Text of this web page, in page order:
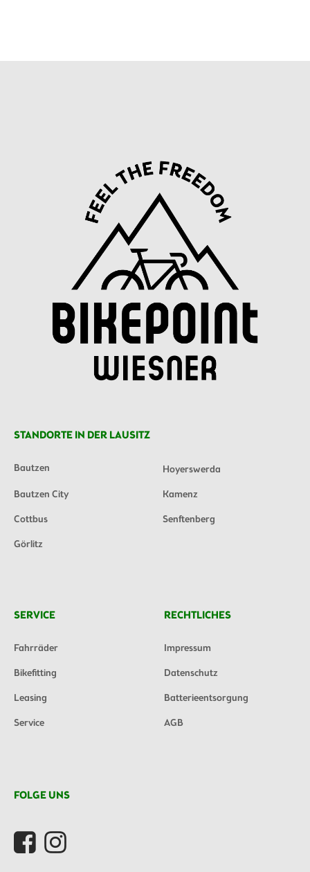
STANDORTE IN DER LAUSITZ
Bautzen
Hoyerswerda
Bautzen City
Kamenz
Cottbus
Senftenberg
Görlitz
SERVICE
Fahrräder
Bikefitting
Leasing
Service
RECHTLICHES
Impressum
Datenschutz
Batterieentsorgung
AGB
FOLGE UNS